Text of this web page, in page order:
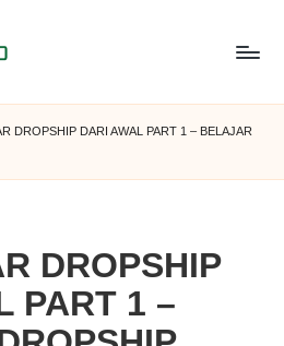
DROPSHIP DARI AWAL PART 1 – BELAJAR
DROPSHIP
PART 1 –